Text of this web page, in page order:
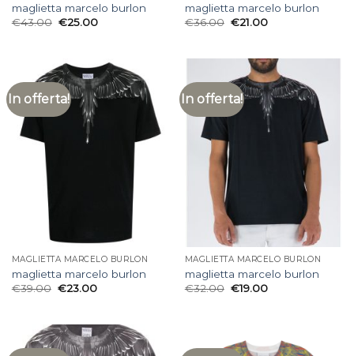
maglietta marcelo burlon
€43.00 €25.00
maglietta marcelo burlon
€36.00 €21.00
In offerta!
MAGLIETTA MARCELO BURLON
maglietta marcelo burlon
€39.00 €23.00
In offerta!
MAGLIETTA MARCELO BURLON
maglietta marcelo burlon
€32.00 €19.00